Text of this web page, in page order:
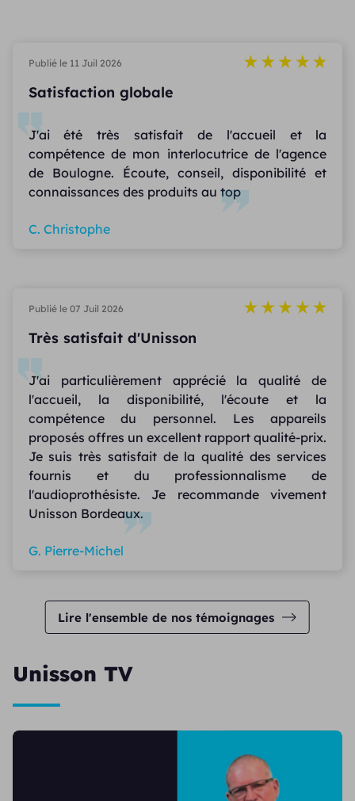
Lire l'ensemble de nos témoignages
Publié le 11 Juil 2026
Satisfaction globale
J'ai été très satisfait de l'accueil et la
compétence de mon interlocutrice de l'agence
de Boulogne. Écoute, conseil, disponibilité et
connaissances des produits au top
C. Christophe
Publié le 07 Juil 2026
Très satisfait d'Unisson
J'ai particulièrement apprécié la qualité de
l'accueil, la disponibilité, l'écoute et la
compétence du personnel. Les appareils
proposés offres un excellent rapport qualité-prix.
Je suis très satisfait de la qualité des services
fournis et du professionnalisme de
l'audioprothésiste. Je recommande vivement
Unisson Bordeaux.
G. Pierre-Michel
Unisson TV